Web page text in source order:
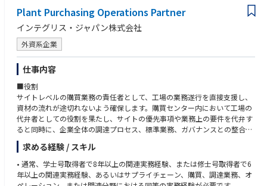
Plant Purchasing Operations Partner
インテグリス・ジャパン株式会社
外資系企業
仕事内容
■役割
サイトレベルの購買業務の責任者として、工場の業務遂行を直接支援し、
資材の流れが途切れないよう確保します。購買センター内において工場の
代弁者としての役割を果たし、サイトの優先事項や業務上の要件を代弁す
ると同時に、企業全体の調達プロセス、標準業務、ガバナンスとの整合性
を確保します。生産スケジュール、顧客への約束、在庫状況、および業務
パフォーマンスに影響を及ぼす複雑な供給および業務上の課題の解決を主
導します。計画、運用、品質、物流、および調達業務の各チームと緊密に
連携し、リスクを軽減し、エスカレーションを調整するとともに、供給制
約、品不足、および納品に関する問題の迅速な解決を推進します。直接的
求める経験 / スキル
• 通常、学士号取得者で8年以上の関連実務経験、または修士号取得者で6
年以上の関連実務経験、あるいはサプライチェーン、購買、調達業務、オ